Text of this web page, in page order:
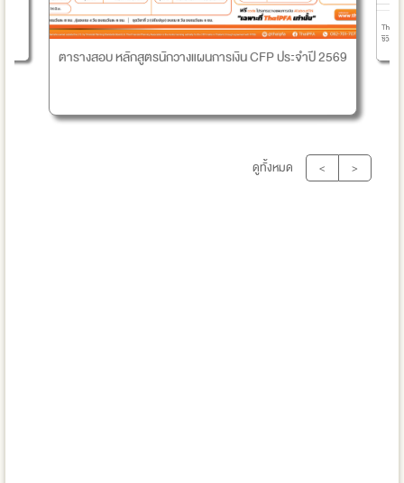
ตารางสอบ หลักสูตรนักวางแผนการเงิน CFP ประจำปี 2569
ชีวิตที่ดี
ดูทั้งหมด < >